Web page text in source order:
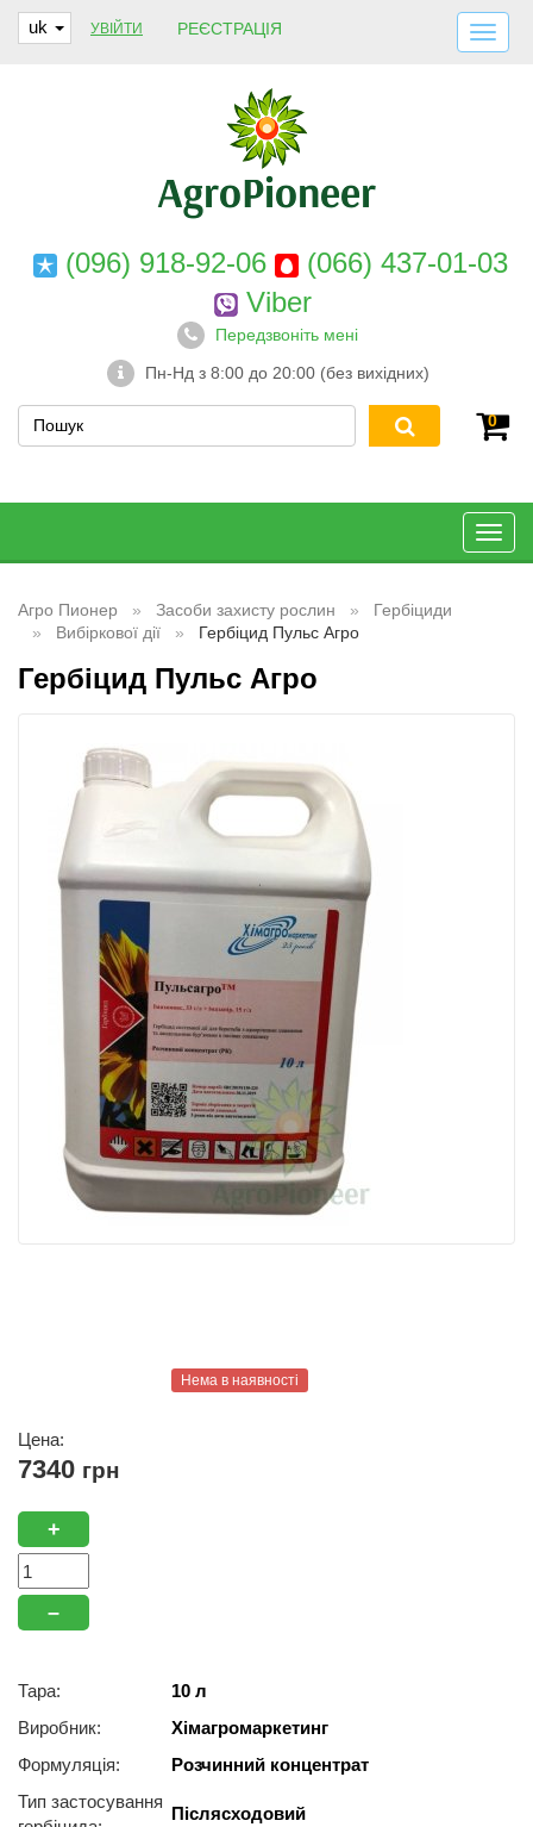
uk УВІЙТИ РЕЄСТРАЦІЯ
ДОСТАВКА І ОПЛАТА
ПРО НАС
ГАРАНТІЇ
КОНТАКТИ
(096) 918-92-06
(066) 437-01-03
Viber
Передзвоніть мені
Пн-Нд з 8:00 до 20:00 (без вихідних)
0
Агро Пионер Засоби захисту рослин
Гербіциди
Вибіркової дії
Гербіцид Пульс Агро
Гербіцид Пульс Агро
Нема в наявності
Цена:
7340 грн
+
–
Тара:
10 л
Виробник:
Хімагромаркетинг
Формуляція:
Розчинний концентрат
Тип застосування
Післясходовий